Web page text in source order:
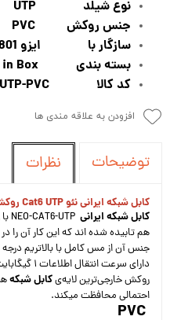
نوع شیلد UTP
جنس روکش PVC
سازگار با ایزو 11801، EIA/TIA 568B
بسته بندی 305m in Box
کد کالا NEO-C6X4-UTP-PVC
افزودن به علاقه مندی ها
توضیحات نظرات
کابل شبکه ایرانی نئو Cat6 UTP روکش NEO PVC
کابل شبکه ایرانی
هم تابیده شده اند که این کار آن را
جنس آن از مس کامل با بالاتریم
دارای سرعت انتقال اطلاعات ۱ گیگابایت بر ثانیه است.
روکش خارجی‌ترین لایه‌یکابل شبکه
احتمالی محافظت میکند.